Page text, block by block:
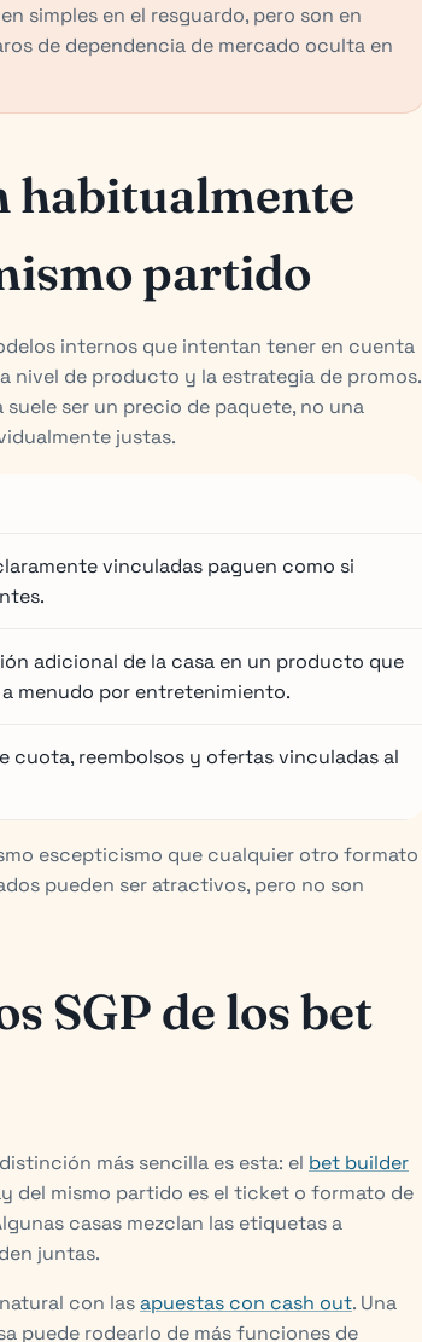
simples en el resguardo, pero son en
de dependencia de mercado oculta en
habitualmente
partido
internos que intentan tener en cuenta
nivel de producto y la estrategia de promos.
ser un precio de paquete, no una
justas.
vinculadas paguen como si
adicional de la casa en un producto que
menudo por entretenimiento.
cuota, reembolsos y ofertas vinculadas al
escepticismo que cualquier otro formato
pueden ser atractivos, pero no son
SGP de los bet
más sencilla es esta: el bet builder
del mismo partido es el ticket o formato de
casas mezclan las etiquetas a
juntas.
con lasapuestas con cash out. Una
puede rodearlo de más funciones de